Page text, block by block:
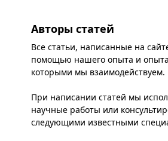
Авторы статей
Все статьи, написанные на
помощью нашего опыта и опыта
которыми мы взаимодействуем.
При написании статей мы
научные работы или
следующими известными